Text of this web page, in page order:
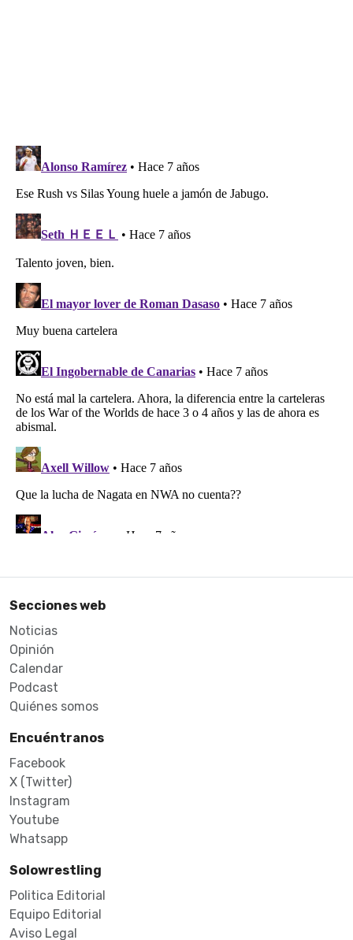
Secciones web
Noticias
Opinión
Calendar
Podcast
Quiénes somos
Encuéntranos
Facebook
X (Twitter)
Instagram
Youtube
Whatsapp
Solowrestling
Politica Editorial
Equipo Editorial
Aviso Legal